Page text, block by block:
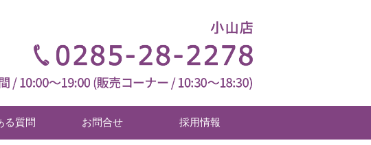
る質問 お問合せ 採用情報